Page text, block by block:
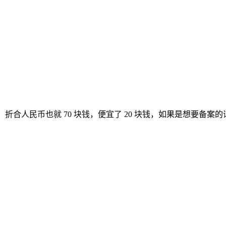
折合人民币也就 70 块钱，便宜了 20 块钱，如果是想要备案的